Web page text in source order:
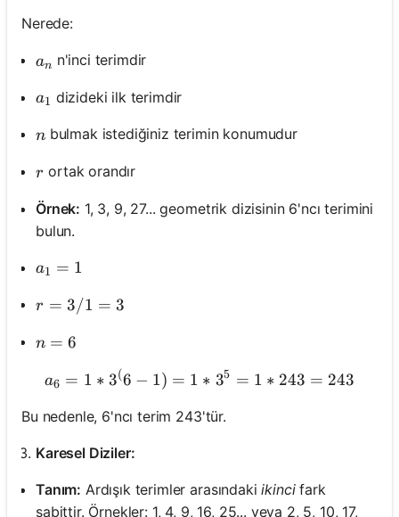
Nerede:
a_n
an n'inci terimdir
a_1
a1 dizideki ilk terimdir
n
nbulmak istediğiniz terimin konumudur
r
r ortak orandır
Örnek: 1, 3, 9, 27... geometrik dizisinin 6'ncı terimini
bulun.
a_1 = 1
a1 = 1
r = 3 / 1 = 3
r = 3/1 = 3
n = 6
n = 6
a_6 = 1 * 3^(6 - 1) = 1 *
a6 = 1 ∗ 3(6 − 1) = 1 ∗ 35 = 1 ∗ 243 = 243
Bu nedenle, 6'ncı terim 243'tür.
Karesel Diziler:
Tanım: Ardışık terimler arasındakiikincifark
sabittir. Örnekler: 1, 4, 9, 16, 25... veya 2, 5, 10, 17,